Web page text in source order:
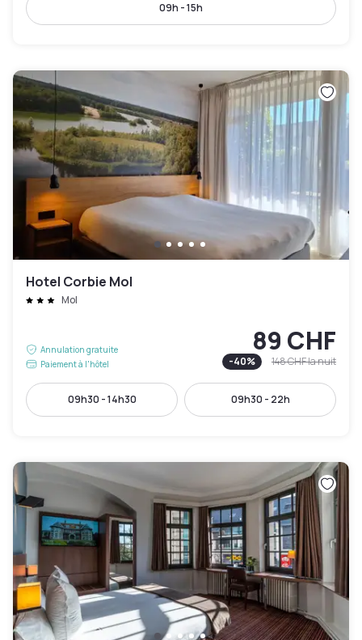
09h - 15h
Hotel Corbie Mol
Mol
Annulation gratuite
Paiement à l'hôtel
89 CHF
-40% 148 CHFla nuit
09h30 - 14h30 09h30 - 22h